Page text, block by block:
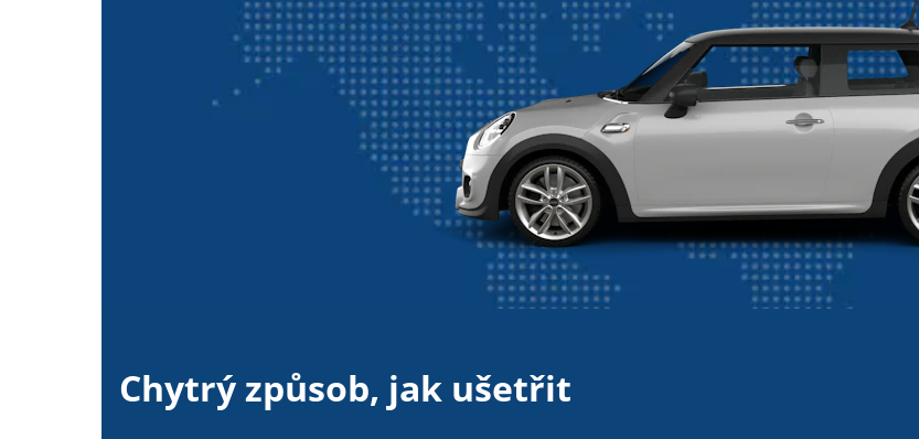
Chytrý způsob, jak ušetřit